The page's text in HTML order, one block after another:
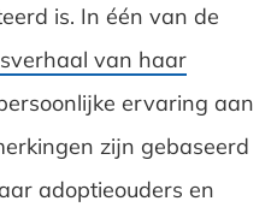
is. In één van de
van haar
ervaring aan
zijn gebaseerd
adoptieouders en